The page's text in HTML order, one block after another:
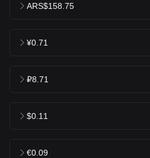
ARS$158.75
¥0.71
₽8.71
$0.11
€0.09